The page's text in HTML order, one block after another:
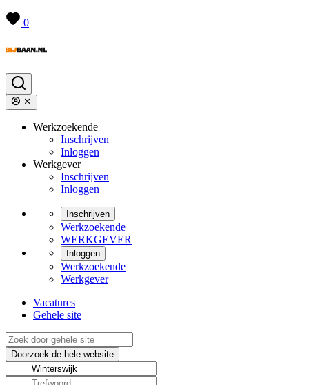
0
Werkzoekende
Inschrijven
Inloggen
Werkgever
Inschrijven
Inloggen
Inschrijven
Werkzoekende
WERKGEVER
Inloggen
Werkzoekende
Werkgever
Vacatures
Gehele site